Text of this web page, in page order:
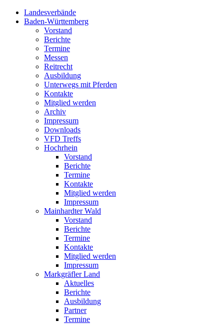
Landesverbände
Baden-Württemberg
Vorstand
Berichte
Termine
Messen
Reitrecht
Ausbildung
Unterwegs mit Pferden
Kontakte
Mitglied werden
Archiv
Impressum
Downloads
VFD Treffs
Hochrhein
Vorstand
Berichte
Termine
Kontakte
Mitglied werden
Impressum
Mainhardter Wald
Vorstand
Berichte
Termine
Kontakte
Mitglied werden
Impressum
Markgräfler Land
Aktuelles
Berichte
Ausbildung
Partner
Termine